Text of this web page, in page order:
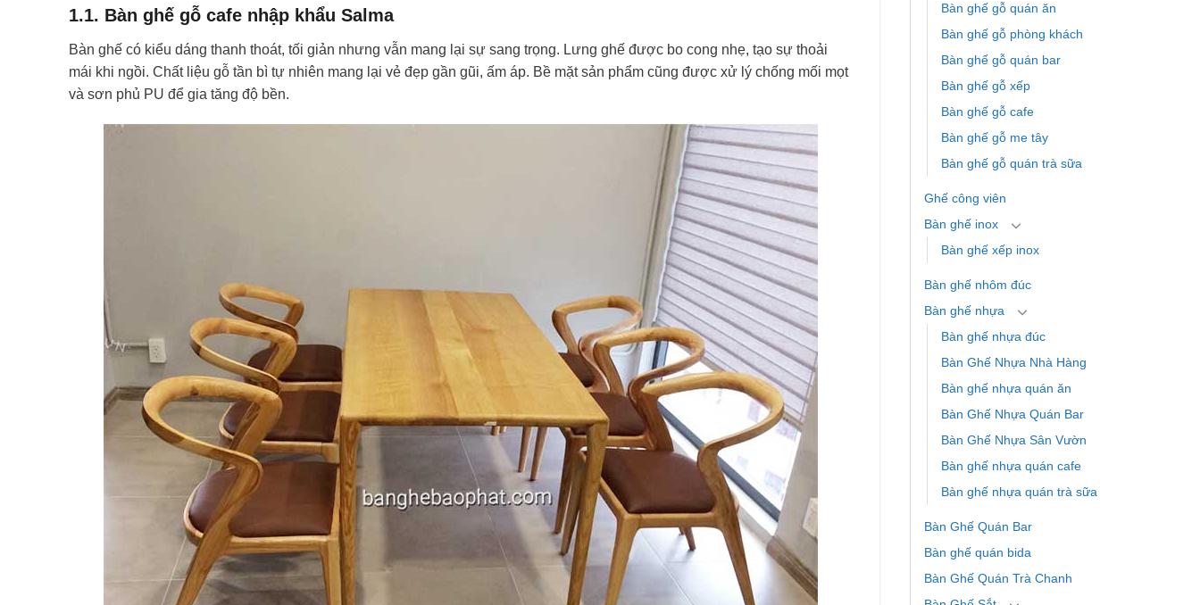
1.1. Bàn ghế gỗ cafe nhập khẩu Salma
Bàn ghế có kiểu dáng thanh thoát, tối giản nhưng vẫn mang lại sự sang trọng. Lưng ghế được bo cong nhẹ, tạo sự thoải
mái khi ngồi. Chất liệu gỗ tần bì tự nhiên mang lại vẻ đẹp gần gũi, ấm áp. Bề mặt sản phẩm cũng được xử lý chống mối mọt
và sơn phủ PU để gia tăng độ bền.
Bàn ghế gỗ quán ăn
Bàn ghế gỗ phòng khách
Bàn ghế gỗ quán bar
Bàn ghế gỗ xếp
Bàn ghế gỗ cafe
Bàn ghế gỗ me tây
Bàn ghế gỗ quán trà sữa
Ghế công viên
Bàn ghế inox
Bàn ghế xếp inox
Bàn ghế nhôm đúc
Bàn ghế nhựa
Bàn ghế nhựa đúc
Bàn Ghế Nhựa Nhà Hàng
Bàn ghế nhựa quán ăn
Bàn Ghế Nhựa Quán Bar
Bàn Ghế Nhựa Sân Vườn
Bàn ghế nhựa quán cafe
Bàn ghế nhựa quán trà sữa
Bàn Ghế Quán Bar
Bàn ghế quán bida
Bàn Ghế Quán Trà Chanh